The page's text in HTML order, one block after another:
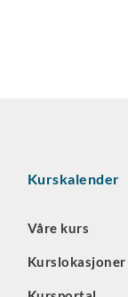
Kurskalender
Våre kurs
Kurslokasjoner